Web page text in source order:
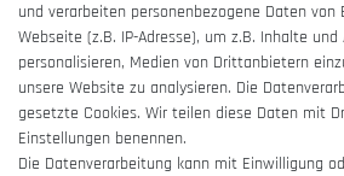
Impressum
und verarbeiten personenbezogene Daten von
Webseite (z.B. IP-Adresse), um z.B. Inhalte und
personalisieren, Medien von Drittanbietern
unsere Website zu analysieren. Die
gesetzte Cookies. Wir teilen diese Daten mit
Einstellungen benennen.
Die Datenverarbeitung kann mit Einwilligung